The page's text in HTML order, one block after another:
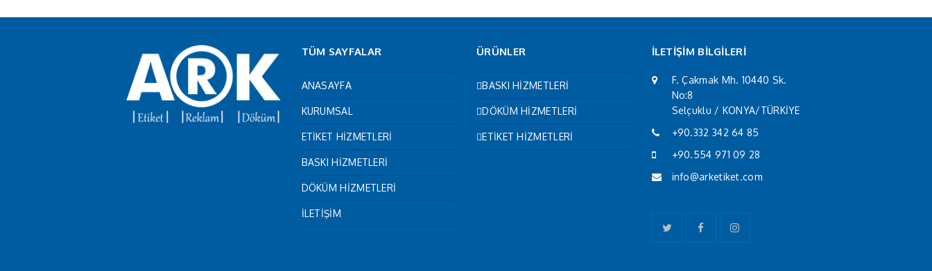
TÜM SAYFALAR
ANASAYFA
KURUMSAL
ETİKET HİZMETLERİ
BASKI HİZMETLERİ
DÖKÜM HİZMETLERİ
İLETİŞİM
ÜRÜNLER
BASKI HİZMETLERİ
DÖKÜM HİZMETLERİ
ETİKET HİZMETLERİ
İLETİŞİM BİLGİLERİ
F. Çakmak Mh. 10440 Sk.
No:8
Selçuklu / KONYA/TÜRKİYE
+90.332 342 64 85
+90.554 971 09 28
info@arketiket.com
TwitterFacebookInstagram